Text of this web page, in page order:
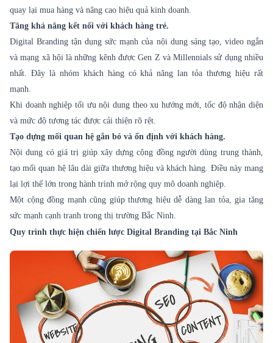
quay lại mua hàng và nâng cao hiệu quả kinh doanh.
Tăng khả năng kết nối với khách hàng trẻ.
Digital Branding tận dụng sức mạnh của nội dung sáng tạo, video ngắn
và mạng xã hội là những kênh được Gen Z và Millennials sử dụng nhiều
nhất. Đây là nhóm khách hàng có khả năng lan tỏa thương hiệu rất
mạnh.
Khi doanh nghiệp tối ưu nội dung theo xu hướng mới, tốc độ nhận diện
và mức độ tương tác được cải thiện rõ rệt.
Tạo dựng mối quan hệ gắn bó và ổn định với khách hàng.
Nội dung có giá trị giúp xây dựng cộng đồng người dùng trung thành,
tạo mối quan hệ lâu dài giữa thương hiệu và khách hàng. Điều này mang
lại lợi thế lớn trong hành trình mở rộng quy mô doanh nghiệp.
Một cộng đồng mạnh cũng giúp thương hiệu dễ dàng lan tỏa, gia tăng
sức mạnh cạnh tranh trong thị trường Bắc Ninh.
Quy trình thực hiện chiến lược Digital Branding tại Bắc Ninh